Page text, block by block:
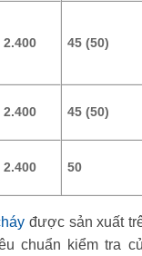
2.400 45 (50)
2.400 45 (50)
2.400 50
được sản xuất
chuẩn kiểm tra